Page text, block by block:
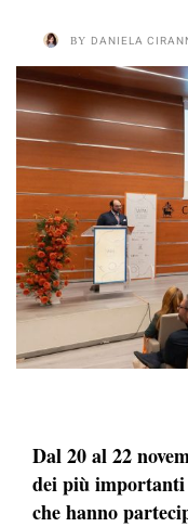
BY DANIELA
Dal 20 al 22
dei più
che hanno